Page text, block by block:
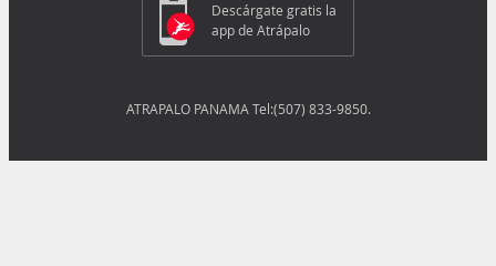
Descárgate gratis la
app de Atrápalo
ATRAPALO PANAMA Tel:(507) 833-9850.